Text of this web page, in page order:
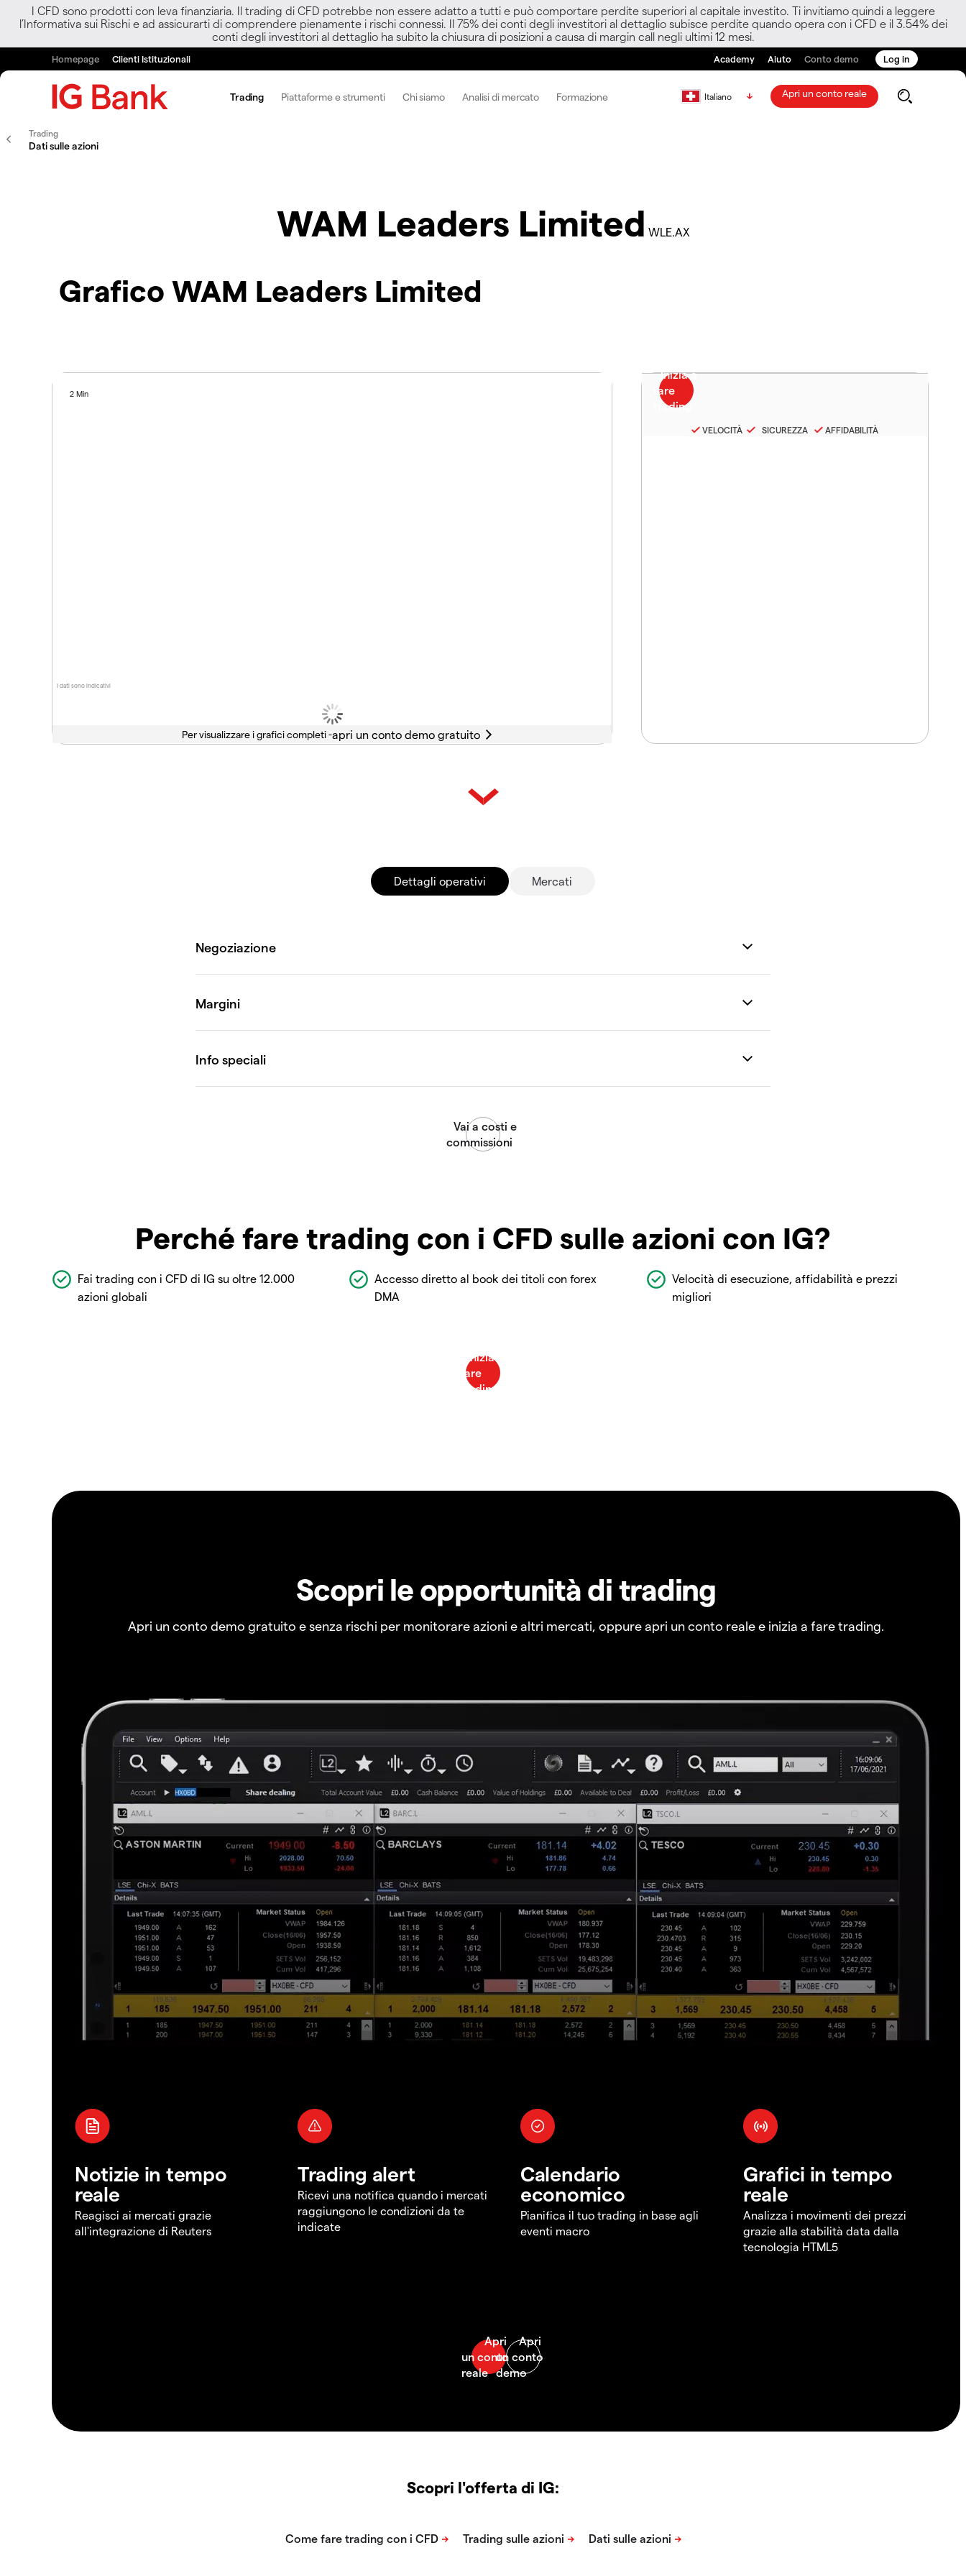
I CFD sono prodotti con leva finanziaria. Il trading di CFD potrebbe non essere adatto a tutti e può comportare perdite superiori al capitale investito. Ti invitiamo quindi a leggere
l’Informativa sui Rischi e ad assicurarti di comprendere pienamente i rischi connessi. Il 75% dei conti degli investitori al dettaglio subisce perdite quando opera con i CFD e il 3.54% dei
conti degli investitori al dettaglio ha subito la chiusura di posizioni a causa di margin call negli ultimi 12 mesi.
Homepage Clienti Istituzionali Academy Aiuto Conto demo Log in
Trading Piattaforme e strumenti Chi siamo Analisi di mercato Formazione Italiano Apri un conto reale
Trading
Dati sulle azioni
WAM Leaders Limited WLE.AX
Grafico WAM Leaders Limited
I dati sono indicativi
2 Min
Per visualizzare i grafici completi -
VELOCITÀ SICUREZZA AFFIDABILITÀ
Dettagli operativi Mercati
Perché fare trading con i CFD sulle azioni con IG?
Fai trading con i CFD di IG su oltre 12.000
azioni globali
Accesso diretto al book dei titoli con forex
DMA
Velocità di esecuzione, affidabilità e prezzi
migliori
Scopri le opportunità di trading
Apri un conto demo gratuito e senza rischi per monitorare azioni e altri mercati, oppure apri un conto reale e inizia a fare trading.
Notizie in tempo
reale
Reagisci ai mercati grazie
all'integrazione di Reuters
Trading alert
Ricevi una notifica quando i mercati
raggiungono le condizioni da te
indicate
Calendario
economico
Pianifica il tuo trading in base agli
eventi macro
Grafici in tempo
reale
Analizza i movimenti dei prezzi
grazie alla stabilità data dalla
tecnologia HTML5
Scopri l'offerta di IG: